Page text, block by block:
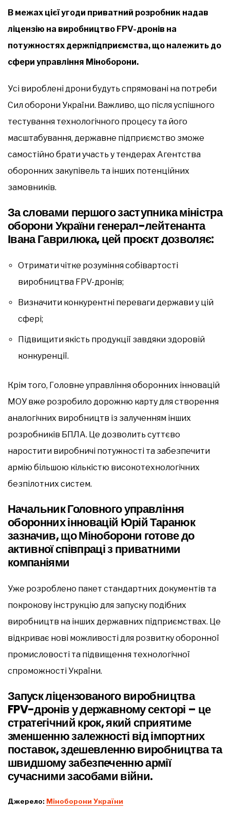
В межах цієї угоди приватний розробник надав
ліцензію на виробництво FPV-дронів на
потужностях держпідприємства, що належить до
сфери управління Міноборони.
Усі вироблені дрони будуть спрямовані на потреби
Сил оборони України. Важливо, що після успішного
тестування технологічного процесу та його
масштабування, державне підприємство зможе
самостійно брати участь у тендерах Агентства
оборонних закупівель та інших потенційних
замовників.
За словами першого заступника міністра
оборони України генерал-лейтенанта
Івана Гаврилюка, цей проєкт дозволяє:
Отримати чітке розуміння собівартості
виробництва FPV-дронів;
Визначити конкурентні переваги держави у цій
сфері;
Підвищити якість продукції завдяки здоровій
конкуренції.
Крім того, Головне управління оборонних інновацій
МОУ вже розробило дорожню карту для створення
аналогічних виробництв із залученням інших
розробників БПЛА. Це дозволить суттєво
наростити виробничі потужності та забезпечити
армію більшою кількістю високотехнологічних
безпілотних систем.
Начальник Головного управління
оборонних інновацій Юрій Таранюк
зазначив, що Міноборони готове до
активної співпраці з приватними
компаніями
Уже розроблено пакет стандартних документів та
покрокову інструкцію для запуску подібних
виробництв на інших державних підприємствах. Це
відкриває нові можливості для розвитку оборонної
промисловості та підвищення технологічної
спроможності України.
Запуск ліцензованого виробництва
FPV-дронів у державному секторі – це
стратегічний крок, який сприятиме
зменшенню залежності від імпортних
поставок, здешевленню виробництва та
швидшому забезпеченню армії
сучасними засобами війни.
Джерело: Міноборони України